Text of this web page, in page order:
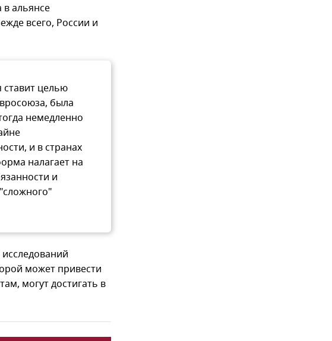
в альянсе
всего, России и
целью
была
немедленно
и в странах
налагает на
и
может привести
могут достигать в